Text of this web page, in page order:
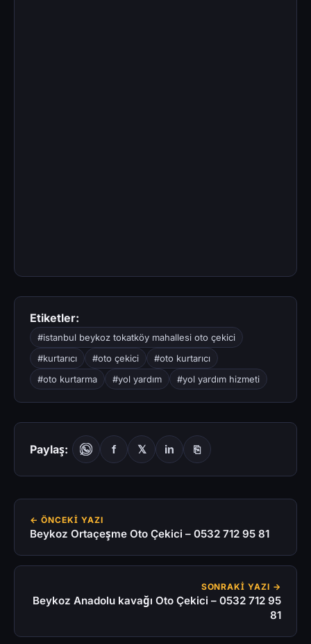
Etiketler:
#istanbul beykoz tokatköy mahallesi oto çekici
#kurtarıcı
#oto çekici
#oto kurtarıcı
#oto kurtarma
#yol yardım #yol yardım hizmeti
Paylaş: f 𝕏 in ⎘
← ÖNCEKI YAZI
Beykoz Ortaçeşme Oto Çekici – 0532 712 95 81
SONRAKI YAZI →
Beykoz Anadolu kavağı Oto Çekici – 0532 712 95
81